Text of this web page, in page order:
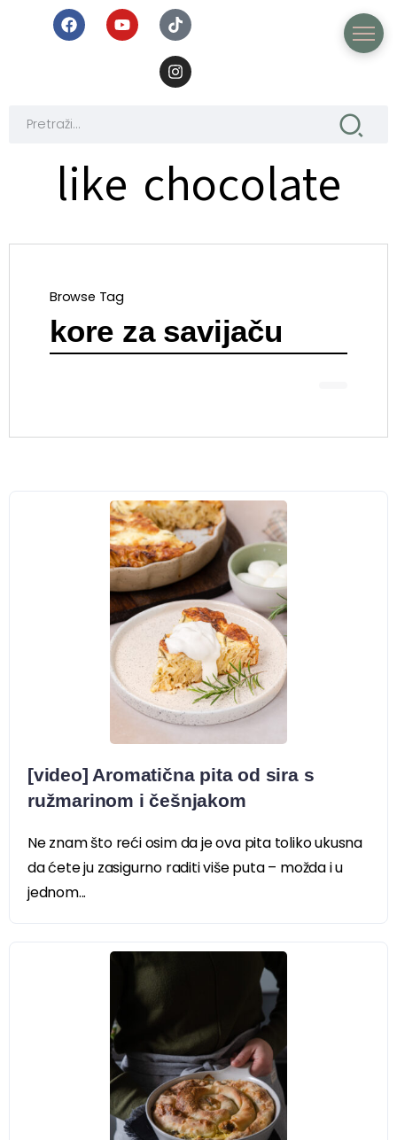
like chocolate
Browse Tag
kore za savijaču
[video] Aromatična pita od sira s
ružmarinom i češnjakom
Ne znam što reći osim da je ova pita toliko ukusna
da ćete ju zasigurno raditi više puta – možda i u
jednom...